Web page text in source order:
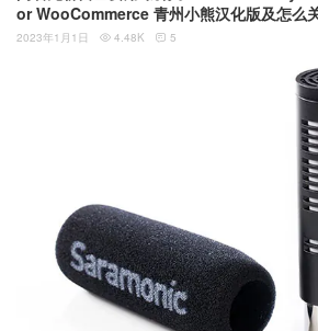
or WooCommerce 青州小熊汉化版及怎么
提示
2023年1月1日  4.48K  5